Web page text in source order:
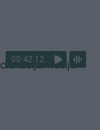
00:42:12Rusija